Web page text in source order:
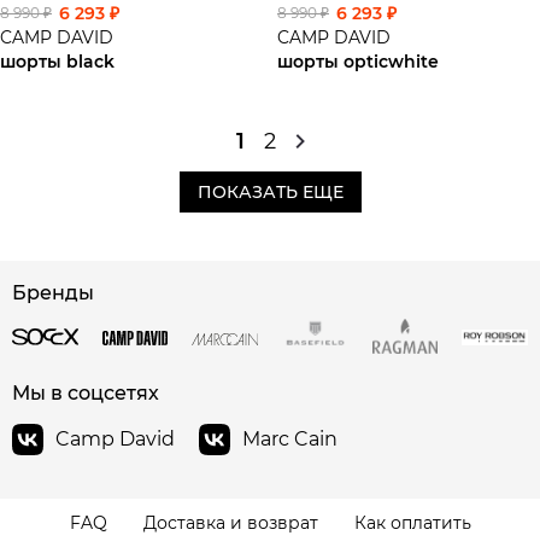
8 990 ₽ 6 293 ₽
CAMP DAVID
шорты black
8 990 ₽ 6 293 ₽
CAMP DAVID
шорты opticwhite
1 2
ПОКАЗАТЬ ЕЩЕ
Бренды
Мы в соцсетях
Camp David
Marc Cain
FAQ Доставка и возврат
Как оплатить